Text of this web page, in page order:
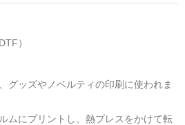
）
グッズやノベルティの印刷に使われま
ムにプリントし、熱プレスをかけて転